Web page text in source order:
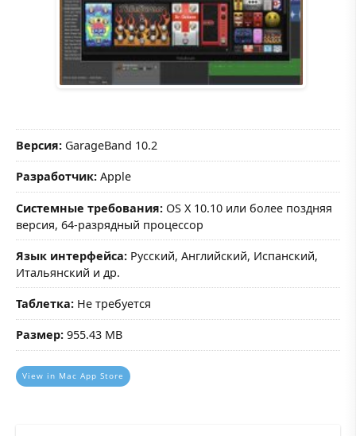
Версия: GarageBand 10.2
Разработчик: Apple
Системные требования: OS X 10.10 или более поздняя
версия, 64-разрядный процессор
Язык интерфейса: Русский, Английский, Испанский,
Итальянский и др.
Таблетка: Не требуется
Размер: 955.43 MB
View in Mac App Store